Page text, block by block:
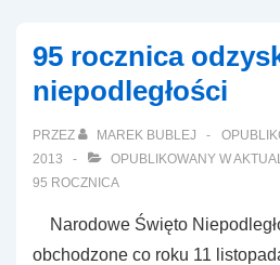
95 rocznica
niepodległości
PRZEZ MAREK BUBLEJ
2013
OPUBLIKOWANY W
95 ROCZNICA
Narodowe Święto
obchodzone co roku 11